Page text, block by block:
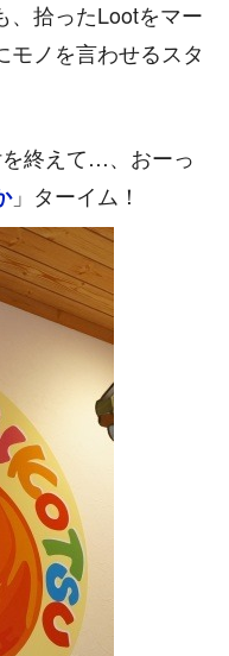
、拾ったLootをマー
モノを言わせるスタ
終えて…、おーっ
」ターイム！